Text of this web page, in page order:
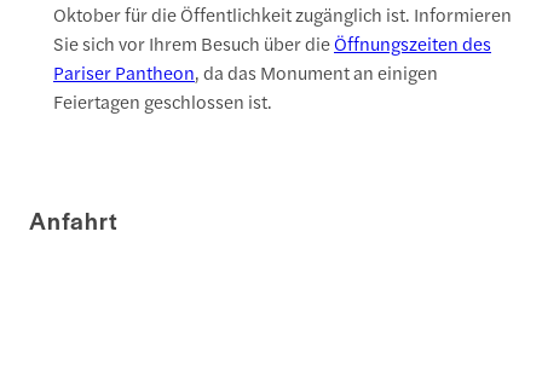
Oktober für die Öffentlichkeit zugänglich ist. Informieren
Sie sich vor Ihrem Besuch über dieÖffnungszeiten des
Pariser Pantheon, da das Monument an einigen
Feiertagen geschlossen ist.
Anfahrt